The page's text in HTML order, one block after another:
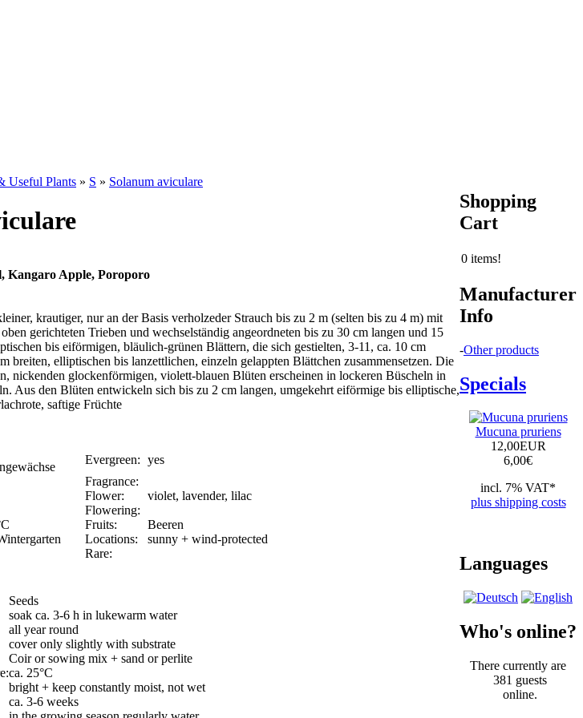
Useful Plants » S » Solanum aviculare
Kangaro Apple, Poroporo
krautiger, nur an der Basis verholzeder Strauch bis zu 2 m (selten bis zu 4 m) mit
gerichteten Trieben und wechselständig angeordneten bis zu 30 cm langen und 15
bis eiförmigen, bläulich-grünen Blättern, die sich gestielten, 3-11, ca. 10 cm
breiten, elliptischen bis lanzettlichen, einzeln gelappten Blättchen zusammensetzen. Die
nickenden glockenförmigen, violett-blauen Blüten erscheinen in lockeren Büscheln in
Aus den Blüten entwickeln sich bis zu 2 cm langen, umgekehrt eiförmige bis elliptische,
saftige Früchte
Evergreen: yes
Fragrance:
Flower:
violet, lavender, lilac
Flowering:
Fruits:
Beeren
Locations:
sunny + wind-protected
Rare:
Seeds
soak ca. 3-6 h in lukewarm water
all year round
cover only slightly with substrate
Coir or sowing mix + sand or perlite
ca. 25°C
bright + keep constantly moist, not wet
ca. 3-6 weeks
Shopping
Cart
0 items!
Manufacturer
Info
-Other products
Specials
Mucuna pruriens
12,00EUR
6,00€
incl. 7% VAT*
plus shipping costs
Languages
Who's online?
There currently are
381 guests
online.